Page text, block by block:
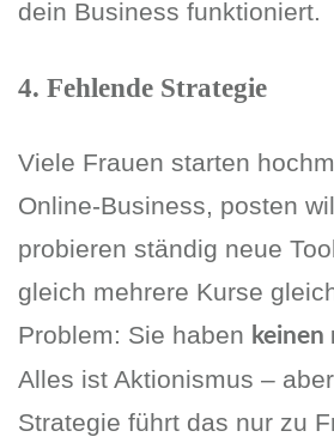
dein Business funktioniert.
4. Fehlende Strategie
Viele Frauen starten
Online-Business, posten
probieren ständig neue
gleich mehrere Kurse
Problem: Sie haben keinen
Alles ist Aktionismus –
Strategie führt das nur zu